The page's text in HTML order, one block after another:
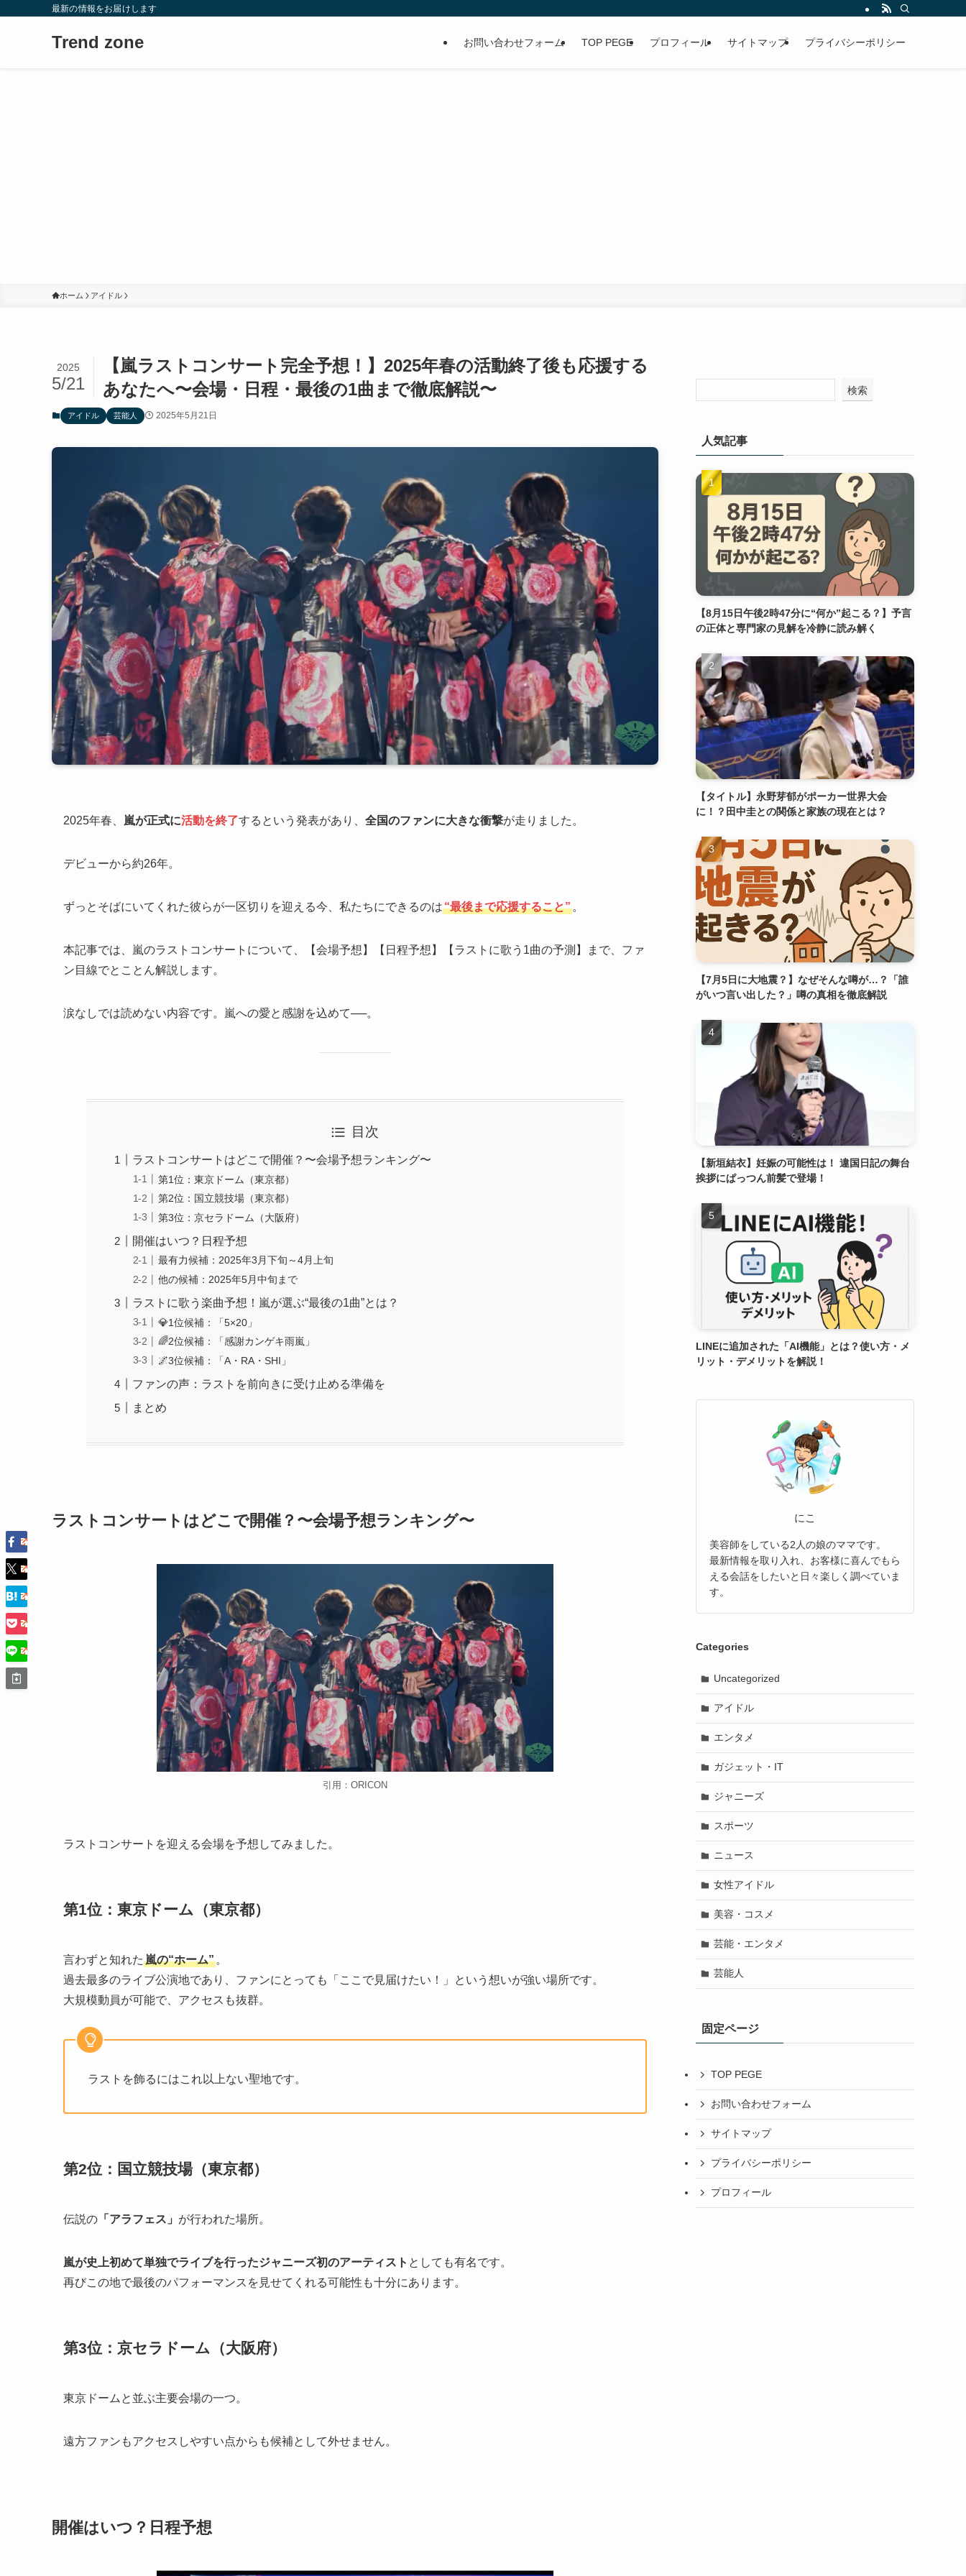
最新の情報をお届けします
Trend zone お問い合わせフォーム TOP PEGE プロフィール サイトマップ プライバシーポリシー
ホーム アイドル
【嵐ラストコンサート完全予想！】2025年春の活動終了後も応援する
あなたへ〜会場・日程・最後の1曲まで徹底解説〜
2025
5/21
アイドル 芸能人 2025年5月21日
2025年春、 嵐が正式に活動を終了するという発表があり、 全国のファンに大きな衝撃が走りました。
デビューから約26年。
ずっとそばにいてくれた彼らが一区切りを迎える今、私たちにできるのは“最後まで応援すること” 。
本記事では、嵐のラストコンサートについて、【会場予想】【日程予想】【ラストに歌う1曲の予測】まで、ファ
ン目線でとことん解説します。
涙なしでは読めない内容です。嵐への愛と感謝を込めて──。
目次
ラストコンサートはどこで開催？〜会場予想ランキング〜
第1位：東京ドーム（東京都）
第2位：国立競技場（東京都）
第3位：京セラドーム（大阪府）
開催はいつ？日程予想
最有力候補：2025年3月下旬～4月上旬
他の候補：2025年5月中旬まで
ラストに歌う楽曲予想！嵐が選ぶ“最後の1曲”とは？
💎1位候補：「5×20」
🌈2位候補：「感謝カンゲキ雨嵐」
🌌3位候補：「A・RA・SHI」
ファンの声：ラストを前向きに受け止める準備を
まとめ
ラストコンサートはどこで開催？〜会場予想ランキング〜
引用：ORICON
ラストコンサートを迎える会場を予想してみました。
第1位：東京ドーム（東京都）
言わずと知れた 嵐の“ホーム” 。
過去最多のライブ公演地であり、ファンにとっても「ここで見届けたい！」という想いが強い場所です。
大規模動員が可能で、アクセスも抜群。
ラストを飾るにはこれ以上ない聖地です。
第2位：国立競技場（東京都）
伝説の 「アラフェス」 が行われた場所。
嵐が史上初めて単独でライブを行ったジャニーズ初のアーティスト としても有名です。
再びこの地で最後のパフォーマンスを見せてくれる可能性も十分にあります。
第3位：京セラドーム（大阪府）
東京ドームと並ぶ主要会場の一つ。
遠方ファンもアクセスしやすい点からも候補として外せません。
開催はいつ？日程予想
検索
人気記事
【8月15日午後2時47分に“何か”起こる？】予言
の正体と専門家の見解を冷静に読み解く
【タイトル】永野芽郁がポーカー世界大会
に！？田中圭との関係と家族の現在とは？
【7月5日に大地震？】なぜそんな噂が…？「誰
がいつ言い出した？」噂の真相を徹底解説
【新垣結衣】妊娠の可能性は！ 違国日記の舞台
挨拶にぱっつん前髪で登場！
LINEに追加された「AI機能」とは？使い方・メ
リット・デメリットを解説！
にこ
美容師をしている2人の娘のママです。
最新情報を取り入れ、お客様に喜んでもら
える会話をしたいと日々楽しく調べていま
す。
Categories
Uncategorized
アイドル
エンタメ
ガジェット・IT
ジャニーズ
スポーツ
ニュース
女性アイドル
美容・コスメ
芸能・エンタメ
芸能人
固定ページ
TOP PEGE
お問い合わせフォーム
サイトマップ
プライバシーポリシー
プロフィール